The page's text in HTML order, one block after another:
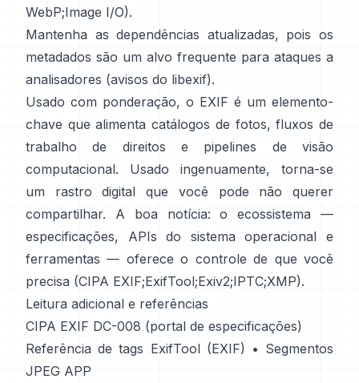
WebP;Image I/O).
Mantenha as dependências atualizadas, pois os
metadados são um alvo frequente para ataques a
analisadores (avisos do libexif).
Usado com ponderação, o EXIF é um elemento-
chave que alimenta catálogos de fotos, fluxos de
trabalho de direitos e pipelines de visão
computacional. Usado ingenuamente, torna-se
um rastro digital que você pode não querer
compartilhar. A boa notícia: o ecossistema —
especificações, APIs do sistema operacional e
ferramentas — oferece o controle de que você
precisa (CIPA EXIF;ExifTool;Exiv2;IPTC;XMP).
Leitura adicional e referências
CIPA EXIF DC-008 (portal de especificações)
Referência de tags ExifTool (EXIF) • Segmentos
JPEG APP